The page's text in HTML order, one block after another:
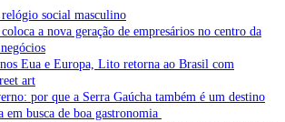
social masculino
a nova geração de empresários no centro da
Eua e Europa, Lito retorna ao Brasil com
art
por que a Serra Gaúcha também é um destino
em busca de boa gastronomia